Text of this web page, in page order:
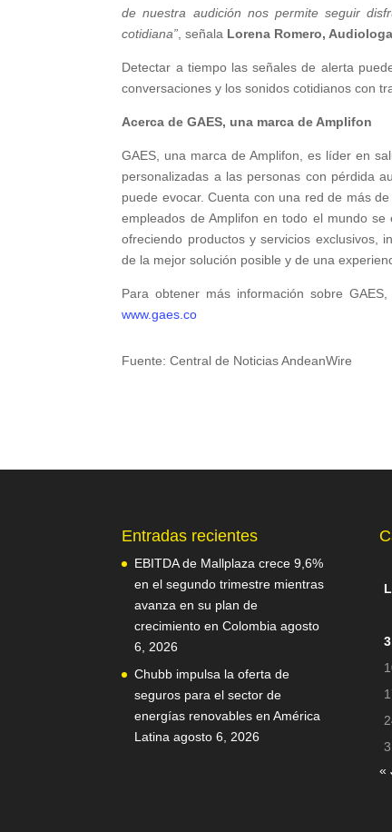
de nuestra audición nos permite seguir
cotidiana” , señala Lorena Romero,
Detectar a tiempo las señales de alerta
conversaciones y los sonidos cotidianos con
Acerca de GAES, una marca de Amplifon
GAES, una marca de Amplifon, es líder en
personalizadas a las personas con pérdida
puede evocar. Cuenta con una red de más
empleados de Amplifon en todo el mundo
ofreciendo productos y servicios exclusivos,
de la mejor solución posible y de una
Para obtener más información sobre
www.gaes.co
Fuente: Central de Noticias AndeanWire
Entradas recientes
EBITDA de Mallplaza crece 9,6%
en el segundo trimestre mientras
avanza en su plan de
crecimiento en Colombia agosto
6, 2026
Chubb impulsa la oferta de
seguros para el sector de
energías renovables en América
Latina agosto 6, 2026
L
3
«